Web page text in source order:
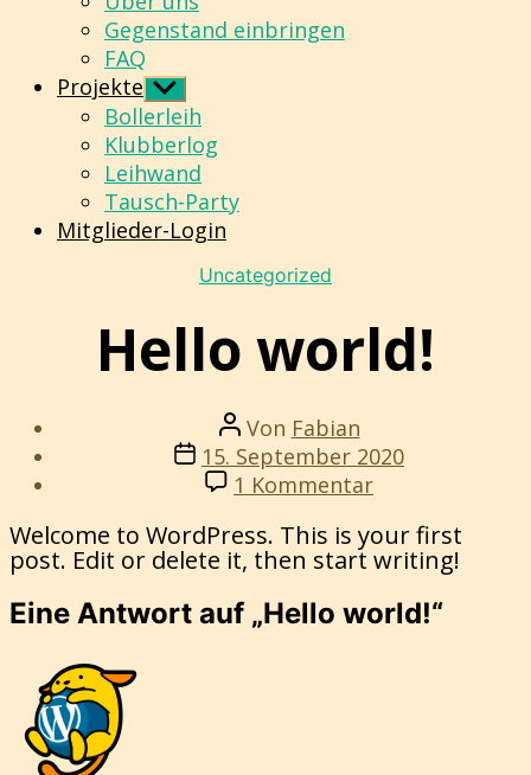
Gegenstand einbringen
FAQ
Projekte Untermenü
anzeigen
Bollerleih
Klubberlog
Leihwand
Tausch-Party
Mitglieder-Login
Kategorien
Uncategorized
Hello world!
Beitragsautor
Von Fabian
Beitragsdatum
15. September 2020
1 Kommentarzu
world!
Welcome to WordPress. This is your first
post. Edit or delete it, then start writing!
Eine Antwort auf „Hello world!“